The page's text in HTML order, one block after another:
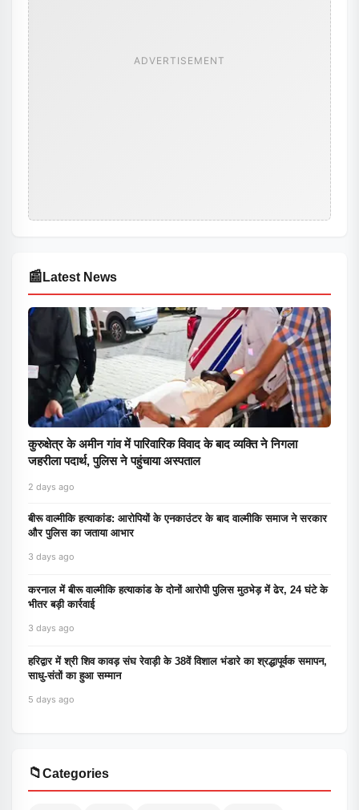
ADVERTISEMENT
📰 Latest News
कुरुक्षेत्र के अमीन गांव में पारिवारिक विवाद के बाद व्यक्ति ने निगला
जहरीला पदार्थ, पुलिस ने पहुंचाया अस्पताल
2 days ago
बीरू वाल्मीकि हत्याकांड: आरोपियों के एनकाउंटर के बाद वाल्मीकि समाज ने सरकार
और पुलिस का जताया आभार
3 days ago
करनाल में बीरू वाल्मीकि हत्याकांड के दोनों आरोपी पुलिस मुठभेड़ में ढेर, 24 घंटे के
भीतर बड़ी कार्रवाई
3 days ago
हरिद्वार में श्री शिव कावड़ संघ रेवाड़ी के 38वें विशाल भंडारे का श्रद्धापूर्वक समापन,
साधु-संतों का हुआ सम्मान
5 days ago
📁Categories